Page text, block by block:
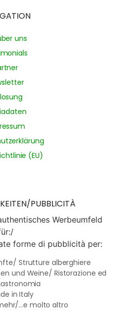
uns
(EU)
PUBBLICITÀ
Werbeumfeld
forme di pubblicità per:
Strutture alberghiere
und Weine/ Ristorazione ed
in Italy
...e molto altro